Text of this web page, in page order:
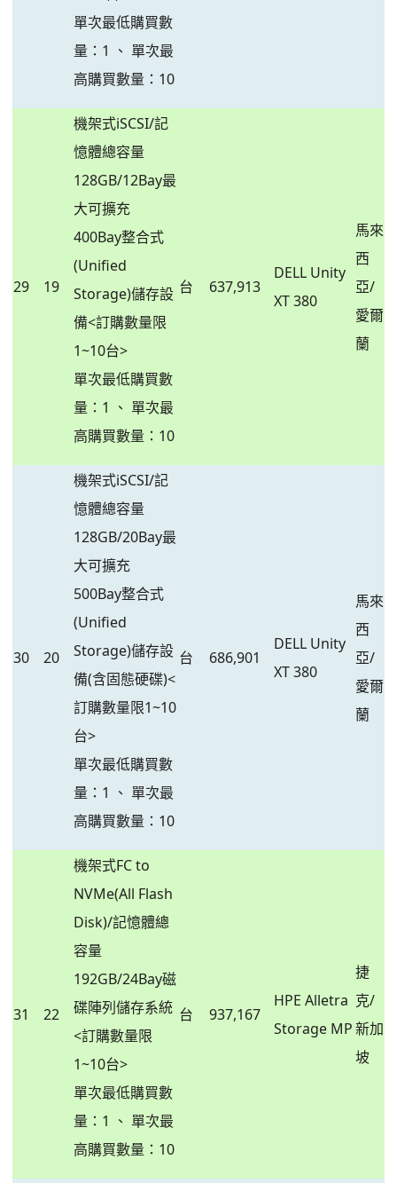
單次最低購買數
量：1 、 單次最
高購買數量：10
29 19
機架式iSCSI/記
憶體總容量
128GB/12Bay最
大可擴充
400Bay整合式
(Unified
Storage)儲存設
備<訂購數量限
1~10台>
單次最低購買數
量：1 、 單次最
高購買數量：10
台 637,913
DELL Unity
XT 380
馬來
西
亞/
愛爾
蘭
30 20
機架式iSCSI/記
憶體總容量
128GB/20Bay最
大可擴充
500Bay整合式
(Unified
Storage)儲存設
備(含固態硬碟)<
訂購數量限1~10
台>
單次最低購買數
量：1 、 單次最
高購買數量：10
台 686,901
DELL Unity
XT 380
馬來
西
亞/
愛爾
蘭
31 22
機架式FC to
NVMe(All Flash
Disk)/記憶體總
容量
192GB/24Bay磁
碟陣列儲存系統
<訂購數量限
1~10台>
單次最低購買數
量：1 、 單次最
高購買數量：10
台 937,167
HPE Alletra
Storage MP
捷
克/
新加
坡